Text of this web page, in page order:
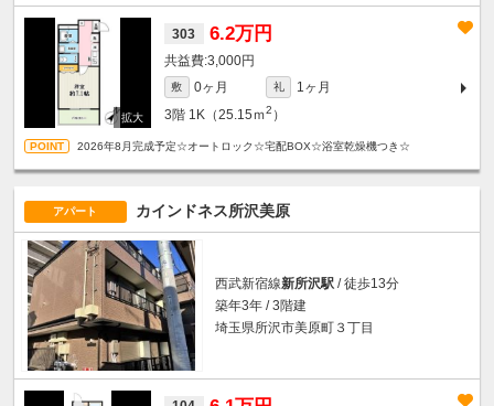
303 6.2万円
3,000円
敷 0ヶ月 礼
1ヶ月
3階 1K（25.15ｍ2 ）
2026年8月完成予定☆オートロック☆宅配BOX☆浴室乾燥機つき☆
アパート カインドネス所沢美原
西武新宿線新所沢駅 / 徒歩13分
築年3年 / 3階建
埼玉県所沢市美原町３丁目